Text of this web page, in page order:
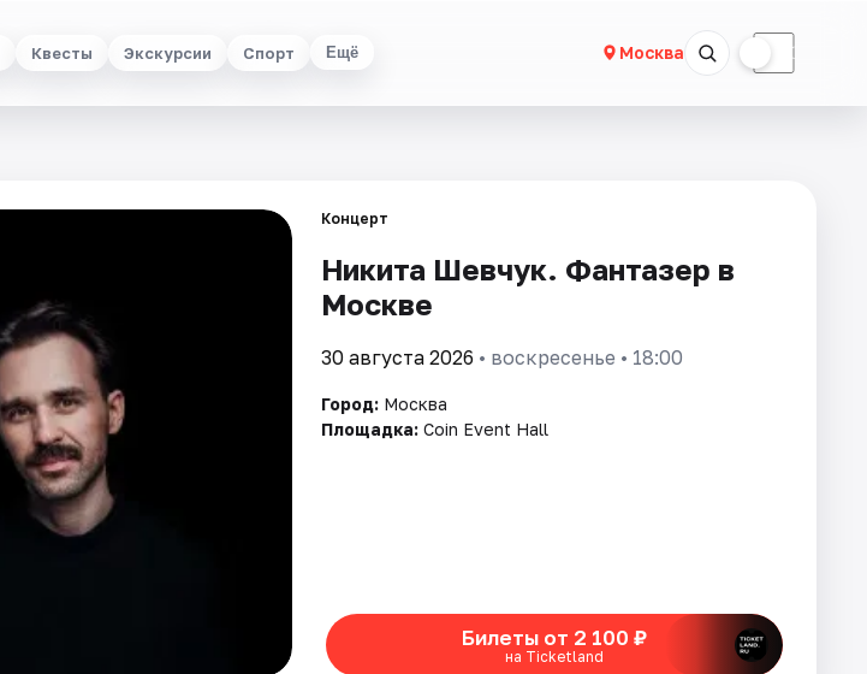
Квесты Экскурсии Спорт Ещё Москва ☾
Концерт
Никита Шевчук. Фантазер в
Москве
30 августа 2026 • воскресенье • 18:00
Город: Москва
Площадка: Coin Event Hall
Билеты от 2 100 ₽
на Ticketland